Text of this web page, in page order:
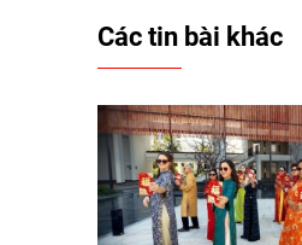
Các tin bài khác